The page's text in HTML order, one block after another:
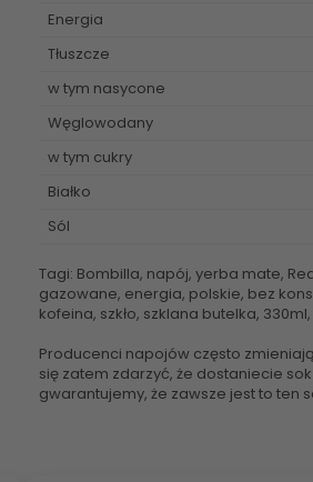
Energia
Tłuszcze
w tym nasycone
Węglowodany
w tym cukry
Białko
Sól
Tagi: Bombilla, napój, yerba mate,
gazowane, energia, polskie, bez
kofeina, szkło, szklana butelka,
Producenci napojów często
się zatem zdarzyć, że dostaniecie
gwarantujemy, że zawsze jest to ten